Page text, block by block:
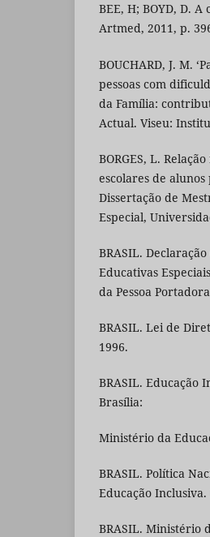
BEE, H; BOYD, D.
Artmed, 2011, p.
BOUCHARD, J. M.
pessoas com
da Família:
Actual. Viseu:
BORGES, L.
escolares de
Dissertação de
Especial,
BRASIL.
Educativas
da Pessoa
BRASIL. Lei de
1996.
BRASIL. Educação
Brasília:
Ministério da
BRASIL. Política
Educação Inclusiva.
BRASIL. Ministério